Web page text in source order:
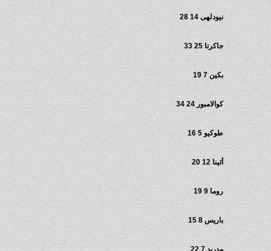
نيودلهى 14 28
جاكرتا 25 33
بكين 7 19
كوالامبور 24 34
طوكيو 5 16
أثينا 12 20
روما 9 19
باريس 8 15
مدريد 7 22